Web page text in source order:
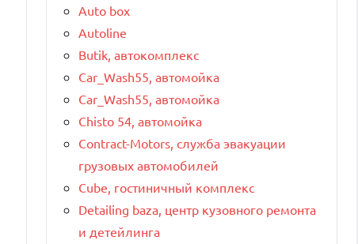
Auto box
Autoline
Butik, автокомплекс
Car_Wash55, автомойка
Car_Wash55, автомойка
Chisto 54, автомойка
Contract-Motors, служба эвакуации
грузовых автомобилей
Cube, гостиничный комплекс
Detailing baza, центр кузовного ремонта
и детейлинга